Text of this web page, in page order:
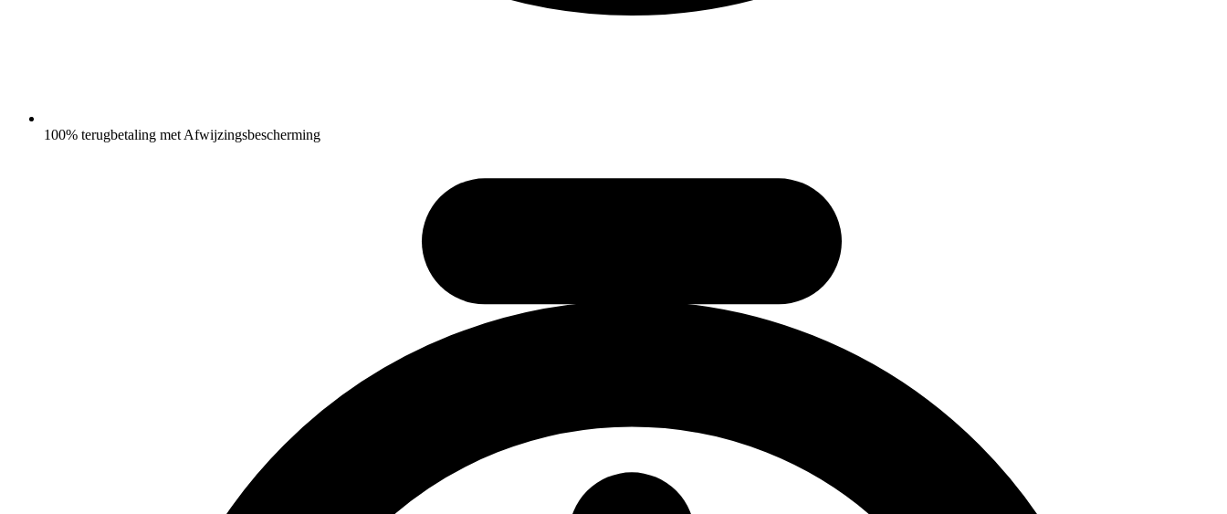
100% terugbetaling met Afwijzingsbescherming